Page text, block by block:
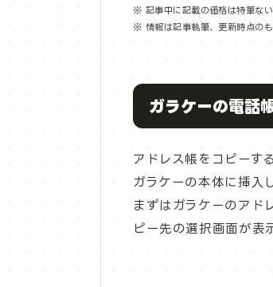
※ 記事中に記載の価格は特筆ない
※ 情報は記事執筆、更新時点のも
ガラケーの電話
アドレス帳をコピーす
ガラケーの本体に挿入
まずはガラケーのアド
ピー先の選択画面が表